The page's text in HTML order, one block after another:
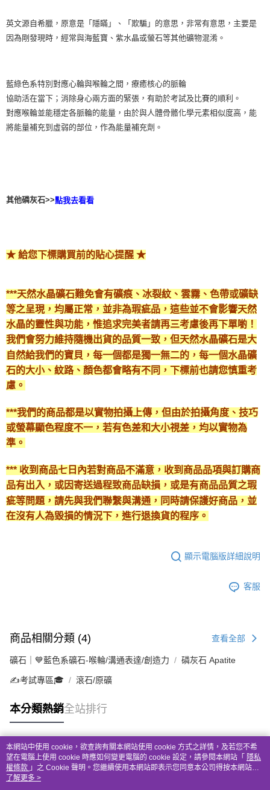
英文源自希臘，原意是「隱瞞」、「欺騙」的意思，非常有意思，主要是
因為剛發現時，經常與海藍寶、紫水晶或螢石等其他礦物混淆。
藍綠色系特別對應心輪與喉輪之間，療癒核心的脈輪
協助活在當下；消除身心兩方面的緊張，有助於考試及比賽的順利。
對應喉輪並能穩定各脈輪的能量，由於與人體骨骼化學元素相似度高，能
將能量補充到虛弱的部位，作為能量補充劑。
其他磷灰石>>點我去看看
★ 給您下標購買前的貼心提醒 ★
***天然水晶礦石難免會有礦痕、冰裂紋、雲霧、色帶或礦缺
等之呈現，均屬正常，並非為瑕疵品，這些並不會影響天然
水晶的靈性與功能，惟追求完美者請再三考慮後再下單喲！
我們會努力維持隨機出貨的品質一致，但天然水晶礦石是大
自然給我們的寶貝，每一個都是獨一無二的，每一個水晶礦
石的大小、紋路、顏色都會略有不同，下標前也請您慎重考
慮。
***我們的商品都是以實物拍攝上傳，但由於拍攝角度、技巧
或螢幕顯色程度不一，若有色差和大小視差，均以實物為
準。
*** 收到商品七日內若對商品不滿意，收到商品品項與訂購商
品有出入，或因寄送過程致商品缺損，或是有商品品質之瑕
疵等問題，請先與我們聯繫與溝通，同時請保護好商品，並
在沒有人為毀損的情況下，進行退換貨的程序。
顯示電腦版詳細說明
客服
商品相關分類 (4) 查看全部
礦石｜💙藍色系礦石-喉輪/溝通表達/創造力 磷灰石 Apatite
✍️考試專區🎓 滾石/原礦
本分類熱銷全站排行
熱門標籤
本網站中使用 cookie，欲查詢有關本網站使用 cookie 方式之詳情，及若您不希
望在電腦上使用 cookie 時應如何變更電腦的 cookie 設定，請參閱本網站「 隱私
權條款 」之 Cookie 聲明。您繼續使用本網站即表示您同意本公司得按本網站使
用條款之 Cookie 聲明使用 cookie。
了解更多 >